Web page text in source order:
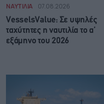
ΝΑΥΤΙΛΙΑ 07.08.2026
VesselsValue: Σε υψηλές
ταχύτητες η ναυτιλία το α’
εξάμηνο του 2026